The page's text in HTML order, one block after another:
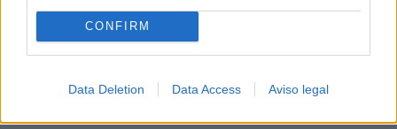
CONFIRM
Data Deletion Data Access Aviso legal